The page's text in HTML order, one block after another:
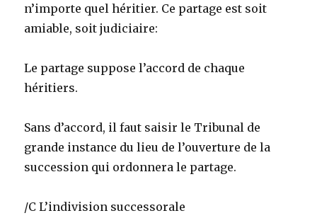
n’importe quel héritier. Ce partage est soit
amiable, soit judiciaire:
Le partage suppose l’accord de chaque
héritiers.
Sans d’accord, il faut saisir le Tribunal de
grande instance du lieu de l’ouverture de la
succession qui ordonnera le partage.
/C L’indivision successorale